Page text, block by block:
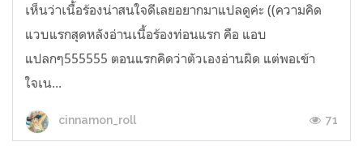
เห็นว่าเนื้อร้องน่าสนใจดีเลยอยากมาแปลดูค่ะ ((ความคิด
แวบแรกสุดหลังอ่านเนื้อร้องท่อนแรก คือ แอบ
แปลกๆ555555 ตอนแรกคิดว่าตัวเองอ่านผิด แต่พอเข้า
ใจเน...
cinnamon_roll 71